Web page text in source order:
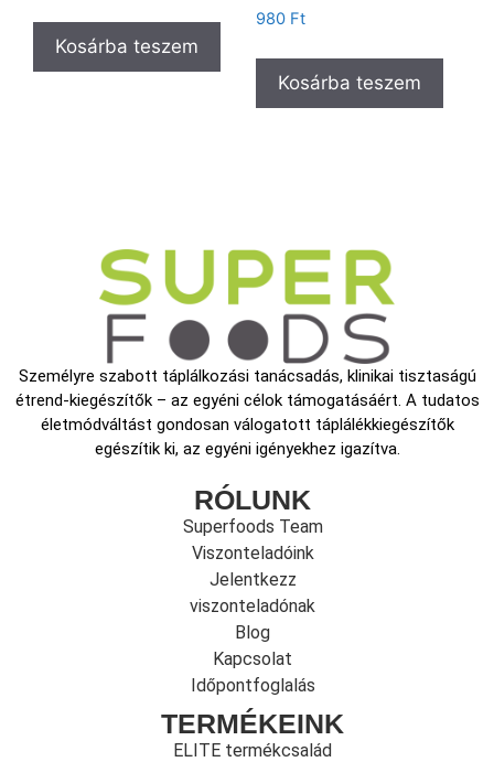
Kosárba teszem
980 Ft
Kosárba teszem
Személyre szabott táplálkozási tanácsadás, klinikai tisztaságú
étrend-kiegészítők – az egyéni célok támogatásáért. A tudatos
életmódváltást gondosan válogatott táplálékkiegészítők
egészítik ki, az egyéni igényekhez igazítva.
RÓLUNK
Superfoods Team
Viszonteladóink
Jelentkezz
viszonteladónak
Blog
Kapcsolat
Időpontfoglalás
TERMÉKEINK
ELITE termékcsalád